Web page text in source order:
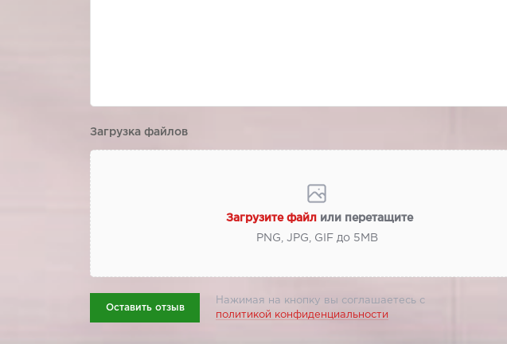
Загрузка файлов
Загрузите файл или перетащите
PNG, JPG, GIF до 5МВ
Оставить отзыв
Нажимая на кнопку вы соглашаетесь с
политикой конфиденциальности